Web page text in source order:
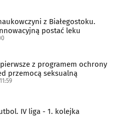
z Białegostoku.
postać leku
z programem ochrony
przemocą seksualną
11:59
IV liga - 1. kolejka